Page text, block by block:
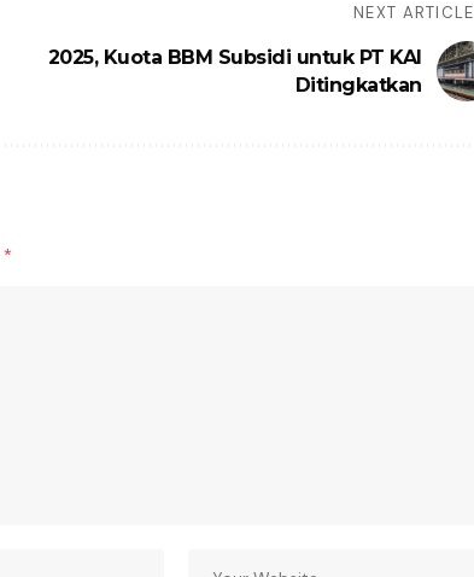
NEXT ARTICLE
2025, Kuota BBM Subsidi untuk PT KAI
Ditingkatkan
*